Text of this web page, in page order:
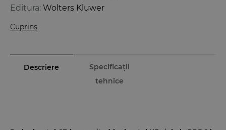
Editura: Wolters Kluwer
Cuprins
Descriere
Specificații
tehnice